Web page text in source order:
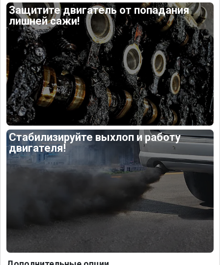
Защитите двигатель от попадания
лишней сажи!
Стабилизируйте выхлоп и работу
двигателя!